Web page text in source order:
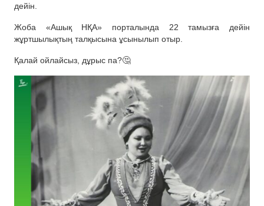
дейін.
Жоба «Ашық НҚА» порталында 22 тамызға дейін
жұртшылықтың талқысына ұсынылып отыр.
Қалай ойлайсыз, дұрыс па?🤔